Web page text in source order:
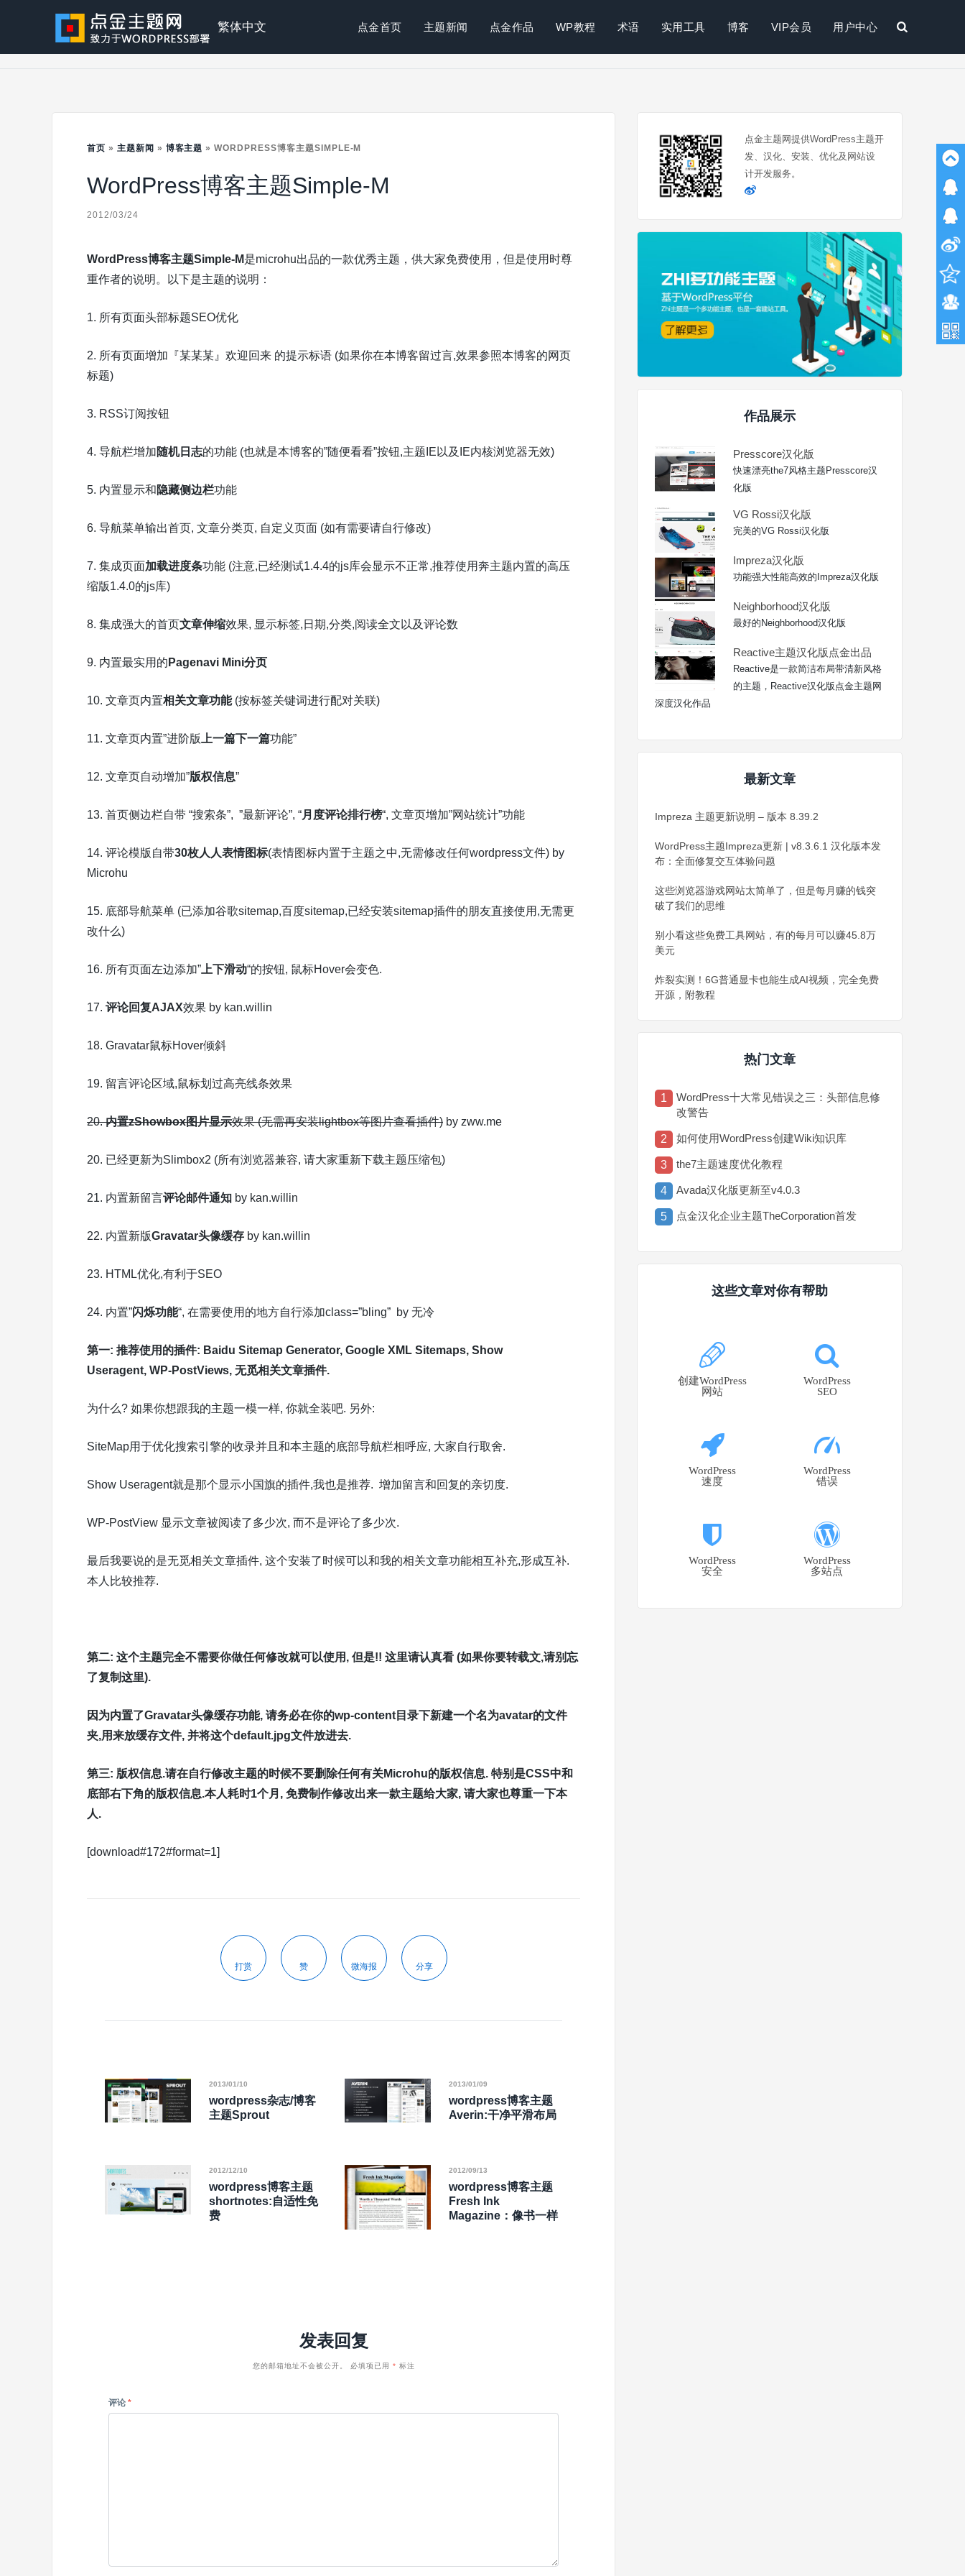
点
题
繁体中文 点金首页 主题新闻 点金作品 WP教程 术语 实用工具 博客 VIP会员 用户中心
首页 » 主题新闻 » 博客主题 »WORDPRESS博客主题SIMPLE-M
WordPress博客主题Simple-M
2012/03/24
WordPress博客主题Simple-M是microhu出品的一款优秀主题，供大家免费使用，但是使用时尊
重作者的说明。以下是主题的说明：
1. 所有页面头部标题SEO优化
2. 所有页面增加『某某某』欢迎回来 的提示标语 (如果你在本博客留过言,效果参照本博客的网页
标题)
3. RSS订阅按钮
4. 导航栏增加随机日志的功能 (也就是本博客的”随便看看”按钮,主题IE以及IE内核浏览器无效)
5. 内置显示和隐藏侧边栏功能
6. 导航菜单输出首页, 文章分类页, 自定义页面 (如有需要请自行修改)
7. 集成页面加载进度条功能 (注意,已经测试1.4.4的js库会显示不正常,推荐使用奔主题内置的高压
缩版1.4.0的js库)
8. 集成强大的首页文章伸缩效果, 显示标签,日期,分类,阅读全文以及评论数
9. 内置最实用的 Pagenavi Mini分页
10. 文章页内置相关文章功能(按标签关键词进行配对关联)
11. 文章页内置”进阶版 上一篇下一篇功能”
12. 文章页自动增加”版权信息”
13. 首页侧边栏自带 “搜索条”, ”最新评论”, “月度评论排行榜“, 文章页增加”网站统计”功能
14. 评论模版自带30枚人人表情图标(表情图标内置于主题之中,无需修改任何wordpress文件) by
Microhu
15. 底部导航菜单 (已添加谷歌sitemap,百度sitemap,已经安装sitemap插件的朋友直接使用,无需更
改什么)
16. 所有页面左边添加” 上下滑动“的按钮, 鼠标Hover会变色.
17. 评论回复AJAX效果 by kan.willin
18. Gravatar鼠标Hover倾斜
19. 留言评论区域,鼠标划过高亮线条效果
20.内置zShowbox图片显示效果 (无需再安装lightbox等图片查看插件) by zww.me
20. 已经更新为Slimbox2 (所有浏览器兼容, 请大家重新下载主题压缩包)
21. 内置新留言评论邮件通知 by kan.willin
22. 内置新版Gravatar头像缓存 by kan.willin
23. HTML优化,有利于SEO
24. 内置”闪烁功能“, 在需要使用的地方自行添加class=”bling” by 无冷
第一: 推荐使用的插件: Baidu Sitemap Generator, Google XML Sitemaps, Show
Useragent, WP-PostViews, 无觅相关文章插件.
为什么? 如果你想跟我的主题一模一样, 你就全装吧. 另外:
SiteMap用于优化搜索引擎的收录并且和本主题的底部导航栏相呼应, 大家自行取舍.
Show Useragent就是那个显示小国旗的插件,我也是推荐. 增加留言和回复的亲切度.
WP-PostView 显示文章被阅读了多少次, 而不是评论了多少次.
最后我要说的是无觅相关文章插件, 这个安装了时候可以和我的相关文章功能相互补充,形成互补.
本人比较推荐.
第二: 这个主题完全不需要你做任何修改就可以使用, 但是!! 这里请认真看 (如果你要转载文,请别忘
了复制这里).
因为内置了Gravatar头像缓存功能, 请务必在你的wp-content目录下新建一个名为avatar的文件
夹,用来放缓存文件, 并将这个default.jpg文件放进去.
第三: 版权信息.请在自行修改主题的时候不要删除任何有关Microhu的版权信息. 特别是CSS中和
底部右下角的版权信息.本人耗时1个月, 免费制作修改出来一款主题给大家, 请大家也尊重一下本
人.
[download#172#format=1]
打赏 赞 微海报 分享
2013/01/10
wordpress杂志/博客
主题Sprout
2013/01/09
wordpress博客主题
Averin:干净平滑布局
2012/12/10
wordpress博客主题
shortnotes:自适性免
费
2012/09/13
wordpress博客主题
Fresh Ink
Magazine：像书一样
发表回复
您的邮箱地址不会被公开。 必填项已用 * 标注
评论 *
点金主题网提供WordPress主题开
发、汉化、安装、优化及网站设
计开发服务。
作品展示
Presscore汉化版
快速漂亮the7风格主题Presscore汉
化版
VG Rossi汉化版
完美的VG Rossi汉化版
Impreza汉化版
功能强大性能高效的Impreza汉化版
Neighborhood汉化版
最好的Neighborhood汉化版
Reactive主题汉化版点金出品
Reactive是一款简洁布局带清新风格
的主题，Reactive汉化版点金主题网
深度汉化作品
最新文章
Impreza 主题更新说明 – 版本 8.39.2
WordPress主题Impreza更新 | v8.3.6.1 汉化版本发
布：全面修复交互体验问题
这些浏览器游戏网站太简单了，但是每月赚的钱突
破了我们的思维
别小看这些免费工具网站，有的每月可以赚45.8万
美元
炸裂实测！6G普通显卡也能生成AI视频，完全免费
开源，附教程
热门文章
1
WordPress十大常见错误之三：头部信息修
改警告
2 如何使用WordPress创建Wiki知识库
3 the7主题速度优化教程
4 Avada汉化版更新至v4.0.3
5 点金汉化企业主题TheCorporation首发
这些文章对你有帮助
创建WordPress
网站
WordPress
SEO
WordPress
速度
WordPress
错误
WordPress
安全
WordPress
多站点